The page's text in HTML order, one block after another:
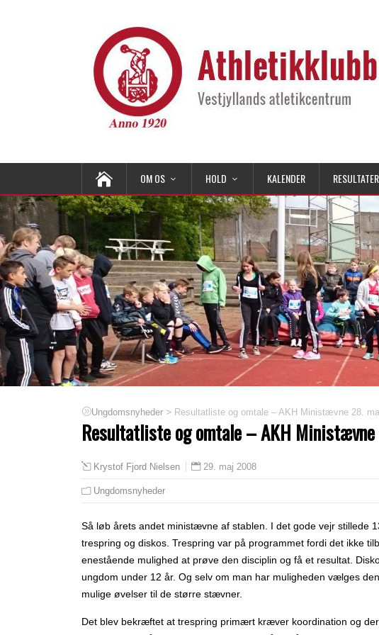
OM OS HOLD KALENDER RESULTATER
Ungdomsnyheder > Resultatliste og omtale – AKH Ministævne 28.
Resultatliste og omtale – AKH
Krystof Fjord Nielsen 29. maj 2008
Ungdomsnyheder
Så løb årets andet ministævne af stablen. I det gode vejr stillede
trespring og diskos. Trespring var på programmet fordi det ikke
enestående mulighed at prøve den disciplin og få et resultat.
ungdom under 12 år. Og selv om man har muligheden vælges
mulige øvelser til de større stævner.
Det blev bekræftet at trespring primært kræver koordination og